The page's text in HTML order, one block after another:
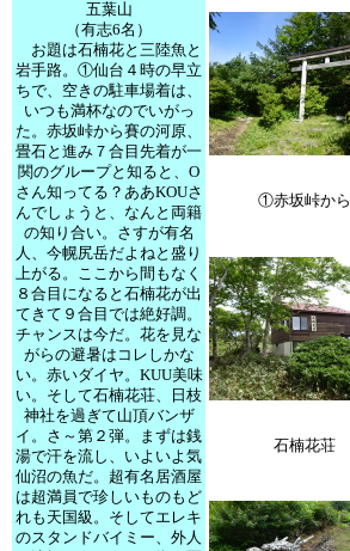
五葉山
（有志6名）
お題は石楠花と三陸魚と
岩手路。①仙台４時の早立
ちで、空きの駐車場着は、
いつも満杯なのでいがっ
た。赤坂峠から賽の河原、
畳石と進み７合目先着が一
関のグループと知ると、O
さん知ってる？ああKOUさ
んでしょうと、なんと両籍
の知り合い。さすが有名
人、今幌尻岳だよねと盛り
上がる。ここから間もなく
８合目になると石楠花が出
てきて９合目では絶好調。
チャンスは今だ。花を見な
がらの避暑はコレしかな
い。赤いダイヤ。KUU美味
い。そして石楠花荘、日枝
神社を過ぎて山頂バンザ
イ。さ～第２弾。まずは銭
湯で汗を流し、いよいよ気
仙沼の魚だ。超有名居酒屋
は超満員で珍しいものもど
れも天国級。そしてエレキ
のスタンドバイミー、外人
①赤坂峠から
石楠花荘